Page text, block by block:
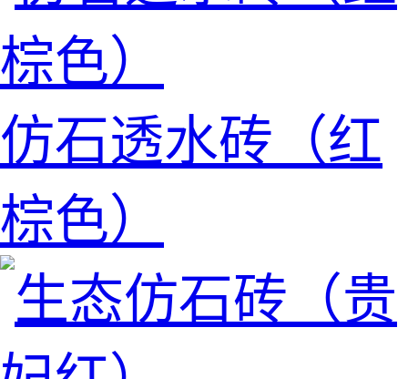
仿石透水砖（红
棕色）